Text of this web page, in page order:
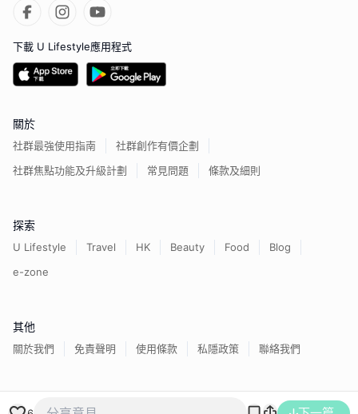
下載 U Lifestyle應用程式
關於
社群最強使用指南
社群創作有價企劃
社群焦點功能及升級計劃
常見問題 條款及細則
探索
U Lifestyle Travel HK Beauty Food
Blog
e-zone
其他
關於我們 免責聲明 使用條款 私隱政策 聯絡我們
香港經濟日報版權所有©